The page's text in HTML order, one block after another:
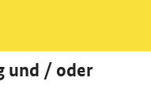
und / oder